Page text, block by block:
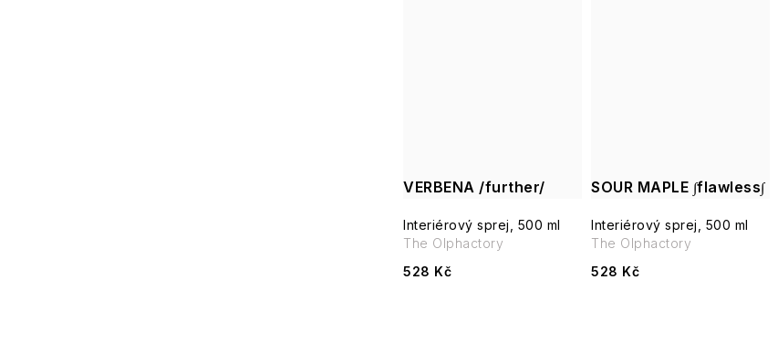
VERBENA /further/
Interiérový sprej, 500 ml
528 Kč
The Olphactory
SOUR MAPLE ∫flawless∫
Interiérový sprej, 500 ml
528 Kč
The Olphactory